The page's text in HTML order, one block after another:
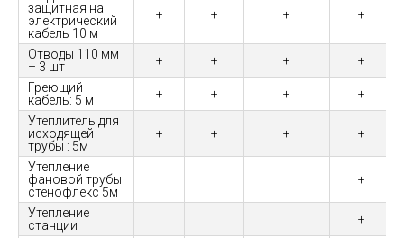
защитная на
электрический
кабель 10 м
+ + + +
Отводы 110 мм
– 3 шт
+ + +
+
Греющий
кабель: 5 м
+ + +
+
Утеплитель для
исходящей
трубы : 5м
+ + + +
Утепление
фановой трубы
стенофлекс 5м
+
Утепление
станции
+